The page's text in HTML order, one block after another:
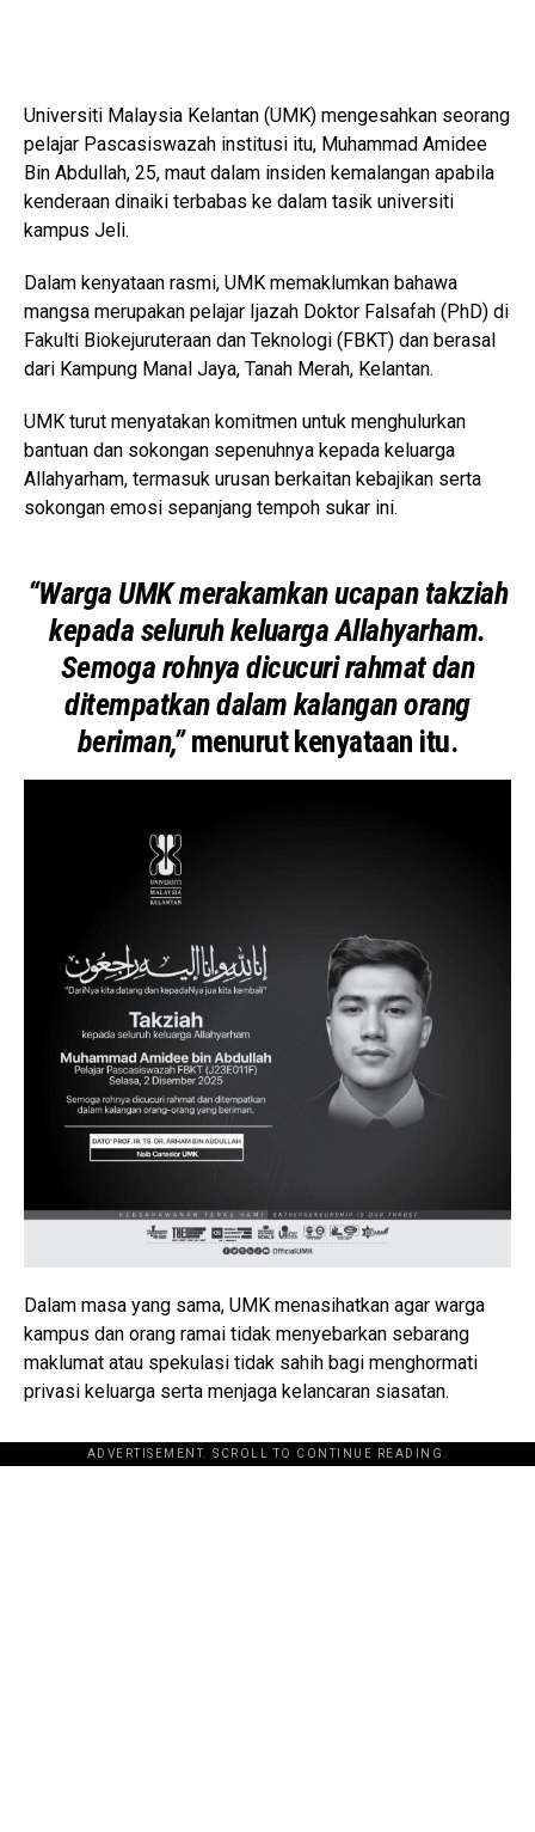
Universiti Malaysia Kelantan (UMK) mengesahkan seorang
pelajar Pascasiswazah institusi itu, Muhammad Amidee
Bin Abdullah, 25, maut dalam insiden kemalangan apabila
kenderaan dinaiki terbabas ke dalam tasik universiti
kampus Jeli.
Dalam kenyataan rasmi, UMK memaklumkan bahawa
mangsa merupakan pelajar Ijazah Doktor Falsafah (PhD) di
Fakulti Biokejuruteraan dan Teknologi (FBKT) dan berasal
dari Kampung Manal Jaya, Tanah Merah, Kelantan.
UMK turut menyatakan komitmen untuk menghulurkan
bantuan dan sokongan sepenuhnya kepada keluarga
Allahyarham, termasuk urusan berkaitan kebajikan serta
sokongan emosi sepanjang tempoh sukar ini.
“Warga UMK merakamkan ucapan takziah
kepada seluruh keluarga Allahyarham.
Semoga rohnya dicucuri rahmat dan
ditempatkan dalam kalangan orang
beriman,”menurut kenyataan itu.
Dalam masa yang sama, UMK menasihatkan agar warga
kampus dan orang ramai tidak menyebarkan sebarang
maklumat atau spekulasi tidak sahih bagi menghormati
privasi keluarga serta menjaga kelancaran siasatan.
ADVERTISEMENT. SCROLL TO CONTINUE READING.